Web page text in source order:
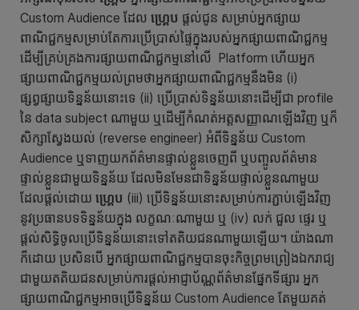
Custom Audience ដែល ហ្គ្រេប ផ្តល់ជូន សម្រាប់អ្នកផ្សាយ
ពាណិជ្ជកម្មសម្រាប់តែការប្រើប្រាស់ផ្ទៃក្នុងរបស់អ្នកផ្សាយពាណិជ្ជកម្ម
ដើម្បីគ្រប់គ្រងការផ្សាយពាណិជ្ជកម្មនៅលើ Platform ហើយអ្នក
ផ្សាយពាណិជ្ជកម្មយល់ព្រមថាអ្នកផ្សាយពាណិជ្ជកម្មនឹងមិន (i)
ផ្សព្វផ្សាយទិន្នន័យនោះទេ (ii) ប្រើប្រាស់ទិន្នន័យនោះដើម្បីជា profile​
នៃ data subject ណាមួយ ឬដើម្បីកំណត់អត្តសញ្ញាណឡើងវិញ ឬក៏
សិក្សាស្វែងយល់ (reverse engineer) អំពីទិន្នន័យ Custom
Audience ឬទាញយកព័ត៌មានផ្ទាល់ខ្លួនចេញពី ឬបញ្ចូលព័ត៌មាន
ផ្ទាល់ខ្លួនជាមួយទិន្នន័យ ដែលមិនមែនជាទិន្នន័យផ្ទាល់ខ្លួនណាមួយ
ដែលផ្តល់ដោយ ហ្គ្រេប (iii) ប្រើទិន្នន័យនោះសម្រាប់ការភ្ជាប់ឡើងវិញ
នូវប្រធានបទទិន្នន័យក្នុង លក្ខណៈណាមួយ ឬ (iv) លក់ ជួល ផ្ទេរ ឬ
ផ្តល់សិទ្ធិចូលប្រើទិន្នន័យនោះទៅតតិយជនណាមួយឡើយ។ យ៉ាងណា
ក៏ដោយ ប្រសិនបើ អ្នកផ្សាយពាណិជ្ជកម្មបានចុះកិច្ចព្រមព្រៀងឯករាជ្យ
ជាមួយតតិយជនសម្រាប់ការផ្តល់អាជ្ញាប័ណ្ណព័ត៌មានផ្នែកទីផ្សារ អ្នក
ផ្សាយពាណិជ្ជកម្មអាចប្រើទិន្នន័យ Custom Audience តែមួយគត់